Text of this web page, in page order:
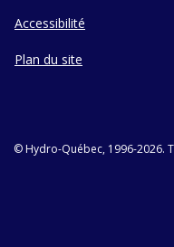
Accessibilité
Plan du site
© Hydro-Québec, 1996-2026.